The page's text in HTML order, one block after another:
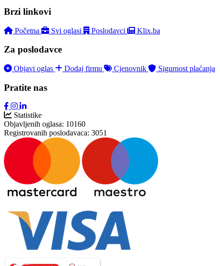
Brzi linkovi
Početna Svi oglasi Poslodavci Klix.ba
Za poslodavce
Objavi oglas Dodaj firmu Cjenovnik Sigurnost plaćanja
Pratite nas
Statistike
Objavljenih oglasa: 10160
Registrovanih poslodavaca: 3051